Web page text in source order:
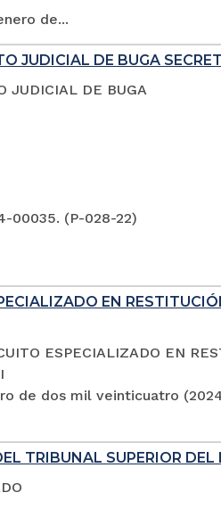
de...
JUDICIAL DE BUGA
JUDICIAL DE BUGA
00035. (P-028-22)
EN
ESPECIALIZADO EN
de dos mil veinticuatro
TRIBUNAL SUPERIOR